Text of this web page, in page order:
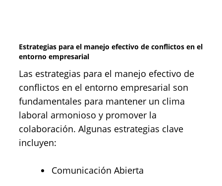
Estrategias para el manejo efectivo de conflictos en el
entorno empresarial
Las estrategias para el manejo efectivo de
conflictos en el entorno empresarial son
fundamentales para mantener un clima
laboral armonioso y promover la
colaboración. Algunas estrategias clave
incluyen:
Comunicación Abierta